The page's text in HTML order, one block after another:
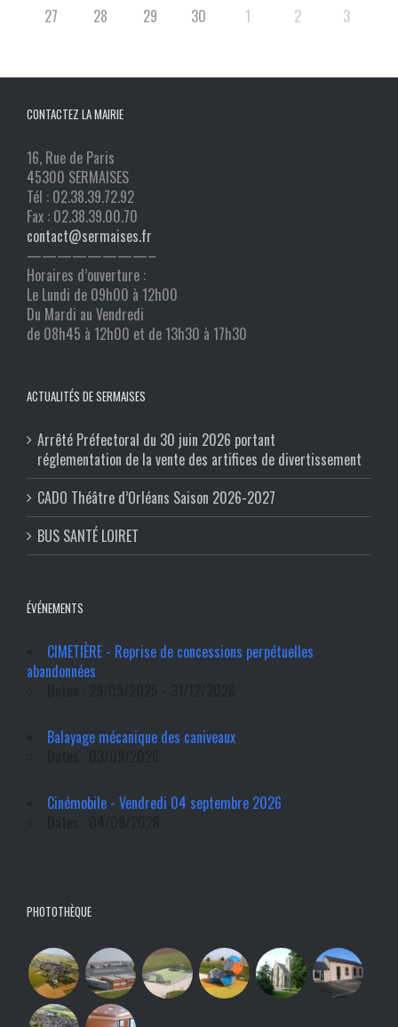
27 28 29 30 1 2 3
CONTACTEZ LA MAIRIE
16, Rue de Paris
45300 SERMAISES
Tél : 02.38.39.72.92
Fax : 02.38.39.00.70
contact@sermaises.fr
————————–
Horaires d’ouverture :
Le Lundi de 09h00 à 12h00
Du Mardi au Vendredi
de 08h45 à 12h00 et de 13h30 à 17h30
ACTUALITÉS DE SERMAISES
Arrêté Préfectoral du 30 juin 2026 portant
réglementation de la vente des artifices de divertissement
CADO Théâtre d’Orléans Saison 2026-2027
BUS SANTÉ LOIRET
ÉVÉNEMENTS
CIMETIÈRE - Reprise de concessions perpétuelles
abandonnées
Balayage mécanique des caniveaux
Cinémobile - Vendredi 04 septembre 2026
PHOTOTHÈQUE